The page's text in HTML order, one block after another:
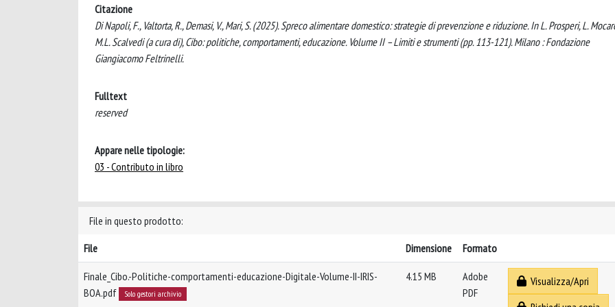
Citazione
Di Napoli, F., Valtorta, R., Demasi, V., Mari, S. (2025). Spreco alimentare domestico: strategie di prevenzione e riduzione. In L. Prosperi, L.
M.L. Scalvedi (a cura di), Cibo: politiche, comportamenti, educazione. Volume II – Limiti e strumenti (pp. 113-121). Milano : Fondazione
Giangiacomo Feltrinelli.
Fulltext
reserved
Appare nelle tipologie:
03 - Contributo in libro
File in questo prodotto:
File
Dimensione Formato
Finale_Cibo.-Politiche-comportamenti-educazione-Digitale-Volume-II-IRIS-
BOA.pdf
Solo gestori archivio
4.15 MB
Adobe
PDF
Visualizza/Apri